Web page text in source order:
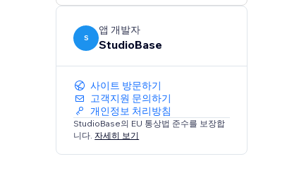
S
앱 개발자
StudioBase
사이트 방문하기
고객지원 문의하기
개인정보 처리방침
StudioBase의 EU 통상법 준수를 보장합
니다.자세히 보기